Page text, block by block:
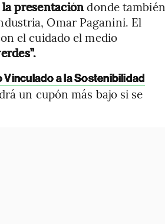
presentacióndonde también
Omar Paganini. El
el cuidado el medio
a la Sostenibilidad
un cupón más bajo si se